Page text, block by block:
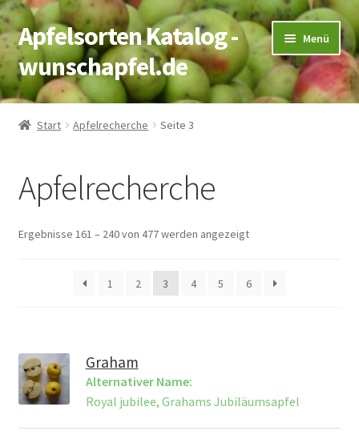
Zur
Navigation
springen
Zum
Inhalt
springen
Apfelsorten Katalog -
wunschapfel.de
Menü
Startseite
Kontakt
Start Apfelrecherche Seite 3
Apfelrecherche
Ergebnisse 161 – 240 von 477 werden angezeigt
1 2 3 4 5 6
Graham
Alternativer Name:
Royal jubilee, Grahams Jubiläumsapfel